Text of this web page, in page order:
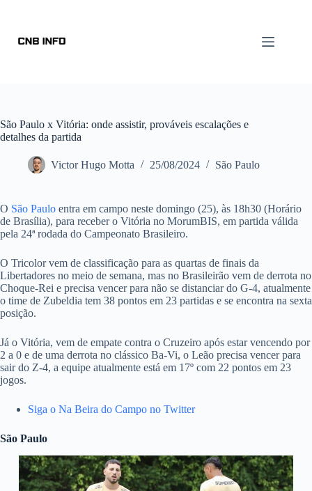
São Paulo x Vitória: onde assistir, prováveis escalações e
detalhes da partida
Victor Hugo Motta 25/08/2024 São Paulo
O São Paulo entra em campo neste domingo (25), às 18h30 (Horário
de Brasília), para receber o Vitória no MorumBIS, em partida válida
pela 24ª rodada do Campeonato Brasileiro.
O Tricolor vem de classificação para as quartas de finais da
Libertadores no meio de semana, mas no Brasileirão vem de derrota no
Choque-Rei e precisa vencer para não se distanciar do G-4, atualmente
o time de Zubeldia tem 38 pontos em 23 partidas e se encontra na sexta
posição.
Já o Vitória, vem de empate contra o Cruzeiro após estar vencendo por
2 a 0 e de uma derrota no clássico Ba-Vi, o Leão precisa vencer para
sair do Z-4, a equipe atualmente está em 17º com 22 pontos em 23
jogos.
Siga o Na Beira do Campo no Twitter
São Paulo